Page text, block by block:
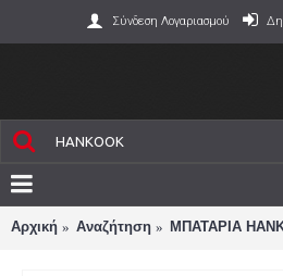
Σύνδεση Λογαριασμού
Αρχική Αναζήτηση ΜΠΑΤΑΡΙΑ